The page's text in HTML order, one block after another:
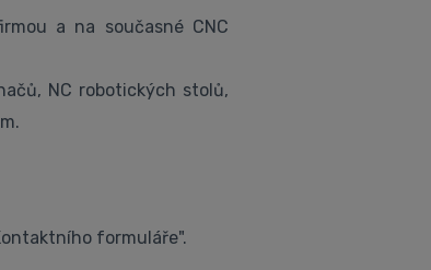
a na současné CNC
NC robotických stolů,
formuláře".